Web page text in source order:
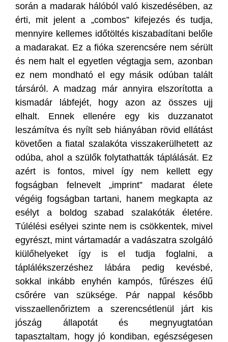
során a madarak hálóból való kiszedésében, az
érti, mit jelent a „combos” kifejezés és tudja,
mennyire kellemes időtöltés kiszabadítani belőle
a madarakat. Ez a fióka szerencsére nem sérült
és nem halt el egyetlen végtagja sem, azonban
ez nem mondható el egy másik odúban talált
társáról. A madzag már annyira elszorította a
kismadár lábfejét, hogy azon az összes ujj
elhalt. Ennek ellenére egy kis duzzanatot
leszámítva és nyílt seb hiányában rövid ellátást
követően a fiatal szalakóta visszakerülhetett az
odúba, ahol a szülők folytathatták táplálását. Ez
azért is fontos, mivel így nem kellett egy
fogságban felnevelt „imprint” madarat élete
végéig fogságban tartani, hanem megkapta az
esélyt a boldog szabad szalakóták életére.
Túlélési esélyei szinte nem is csökkentek, mivel
egyrészt, mint vártamadár a vadászatra szolgáló
kiülőhelyeket így is el tudja foglalni, a
táplálékszerzéshez lábára pedig kevésbé,
sokkal inkább enyhén kampós, fűrészes élű
csőrére van szüksége. Pár nappal később
visszaellenőriztem a szerencsétlenül járt kis
jószág állapotát és megnyugtatóan
tapasztaltam, hogy jó kondiban, egészségesen